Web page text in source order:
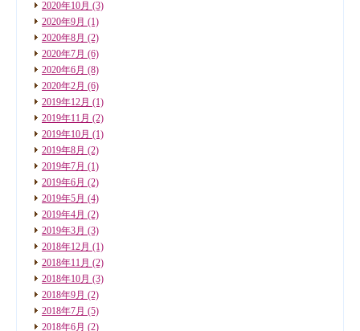
2020年10月 (3)
2020年9月 (1)
2020年8月 (2)
2020年7月 (6)
2020年6月 (8)
2020年2月 (6)
2019年12月 (1)
2019年11月 (2)
2019年10月 (1)
2019年8月 (2)
2019年7月 (1)
2019年6月 (2)
2019年5月 (4)
2019年4月 (2)
2019年3月 (3)
2018年12月 (1)
2018年11月 (2)
2018年10月 (3)
2018年9月 (2)
2018年7月 (5)
2018年6月 (2)